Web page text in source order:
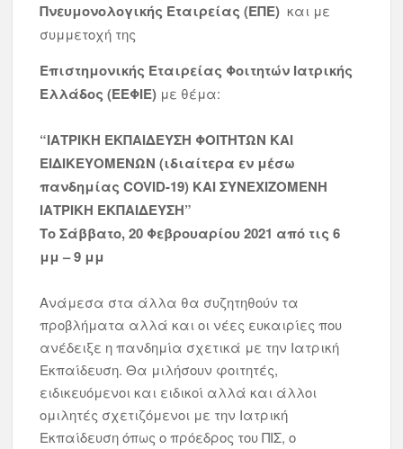
Πνευμονολογικής Εταιρείας (ΕΠΕ) και με
συμμετοχή της
Επιστημονικής Εταιρείας Φοιτητών Ιατρικής
Ελλάδος (ΕΕΦΙΕ) με θέμα:
“ΙΑΤΡΙΚΗ ΕΚΠΑΙΔΕΥΣΗ ΦΟΙΤΗΤΩΝ ΚΑΙ
ΕΙΔΙΚΕΥΟΜΕΝΩΝ (ιδιαίτερα εν μέσω
πανδημίας COVID-19) KAI ΣΥΝΕΧΙΖΟΜΕΝΗ
ΙΑΤΡΙΚΗ ΕΚΠΑΙΔΕΥΣΗ”
Το Σάββατο, 20 Φεβρουαρίου 2021 από τις 6
μμ – 9 μμ
Ανάμεσα στα άλλα θα συζητηθούν τα
προβλήματα αλλά και οι νέες ευκαιρίες που
ανέδειξε η πανδημία σχετικά με την Ιατρική
Εκπαίδευση. Θα μιλήσουν φοιτητές,
ειδικευόμενοι και ειδικοί αλλά και άλλοι
ομιλητές σχετιζόμενοι με την Ιατρική
Εκπαίδευση όπως ο πρόεδρος του ΠΙΣ, ο